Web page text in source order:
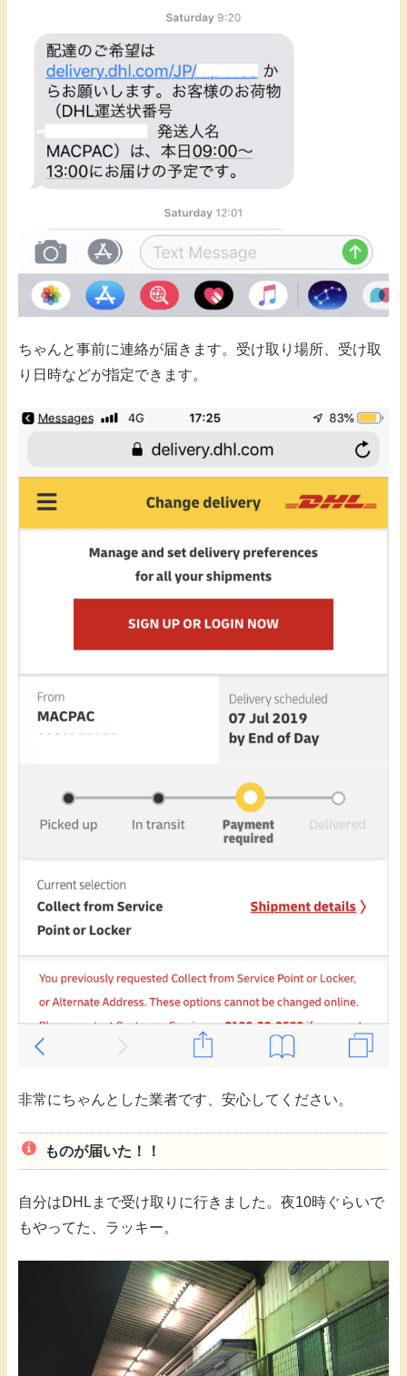
ちゃんと事前に連絡が届きます。受け取り場所、受け取
り日時などが指定できます。
非常にちゃんとした業者です、安心してください。
ものが届いた！！
自分はDHLまで受け取りに行きました。夜10時ぐらいで
もやってた、ラッキー。